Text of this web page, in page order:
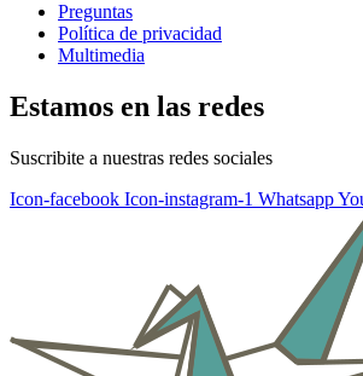
Preguntas
Política de privacidad
Multimedia
Estamos en las redes
Suscribite a nuestras redes sociales
Icon-facebook Icon-instagram-1 Whatsapp